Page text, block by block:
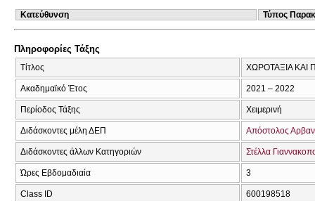
Κατεύθυνση Τύπος
Πληροφορίες Τάξης
Τίτλος ΧΩΡΟΤΑΞΙΑ ΚΑΙ
Ακαδημαϊκό Έτος 2021 – 2022
Περίοδος Τάξης Χειμερινή
Διδάσκοντες μέλη ΔΕΠ Απόστολος
Διδάσκοντες άλλων Κατηγοριών Στέλλα
Ώρες Εβδομαδιαία 3
Class ID 600198518